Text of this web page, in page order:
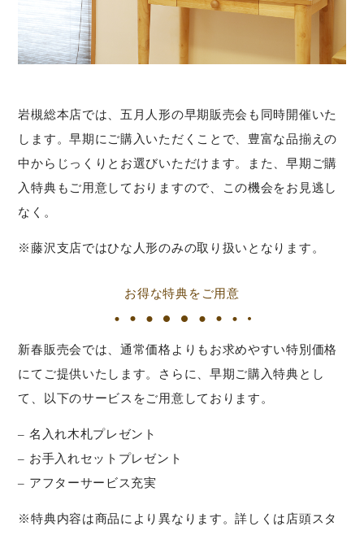
岩槻総本店では、五月人形の早期販売会も同時開催いた
します。早期にご購入いただくことで、豊富な品揃えの
中からじっくりとお選びいただけます。また、早期ご購
入特典もご用意しておりますので、この機会をお見逃し
なく。
※藤沢支店ではひな人形のみの取り扱いとなります。
お得な特典をご用意
新春販売会では、通常価格よりもお求めやすい特別価格
にてご提供いたします。さらに、早期ご購入特典とし
て、以下のサービスをご用意しております。
– 名入れ木札プレゼント
– お手入れセットプレゼント
– アフターサービス充実
※特典内容は商品により異なります。詳しくは店頭スタ